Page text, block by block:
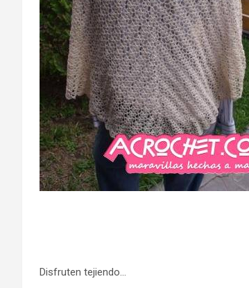
Disfruten tejiendo…